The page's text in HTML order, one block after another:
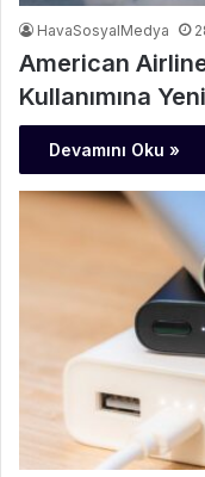
HavaSosyalMedya
American
Kullanımına
Devamını Oku »